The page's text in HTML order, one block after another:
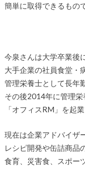
簡単に取得できるもの
今泉さんは大学卒業後
大手企業の社員食堂・
管理栄養士として長年
その後2014年に管理栄
「オフィスRM」を起業
現在は企業アドバイザ
レシピ開発や缶詰商品
食育、災害食、スポー